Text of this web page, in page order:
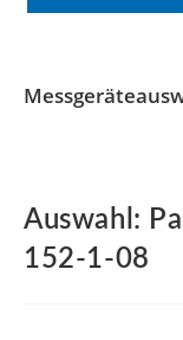
Auswahl:
152-1-08